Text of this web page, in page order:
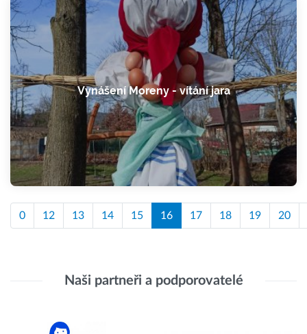
Vynášení Moreny - vítání jara
0 12 13 14 15 16 17 18 19 20
Naši partneři a podporovatelé